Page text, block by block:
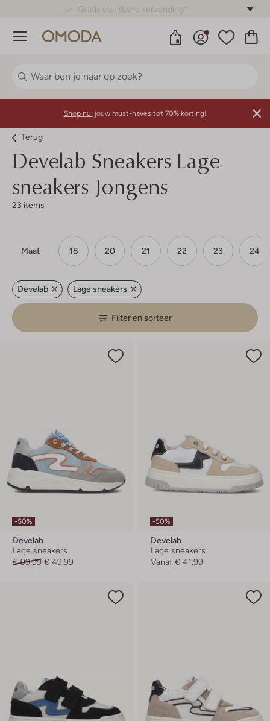
Gratis standaard verzending*
Menu
Shop nu: jouw must-haves tot 70% korting!
Terug
Develab Sneakers Lage
sneakers Jongens
23 items
Maat 18 20 21 22 23 24
Develab Lage sneakers
Filter en sorteer
-50%
Develab
Lage sneakers
€ 99,99 € 49,99
-50%
Develab
Lage sneakers
Vanaf € 41,99